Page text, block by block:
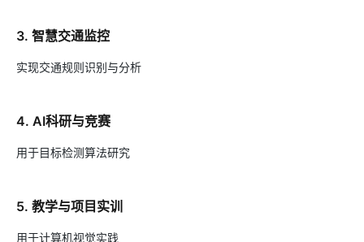
3. 智慧交通监控
实现交通规则识别与分析
4. AI科研与竞赛
用于目标检测算法研究
5. 教学与项目实训
用于计算机视觉实践